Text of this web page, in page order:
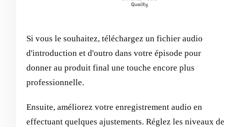
Si vous le souhaitez, téléchargez un fichier audio
d'introduction et d'outro dans votre épisode pour
donner au produit final une touche encore plus
professionnelle.
Ensuite, améliorez votre enregistrement audio en
effectuant quelques ajustements. Réglez les niveaux de